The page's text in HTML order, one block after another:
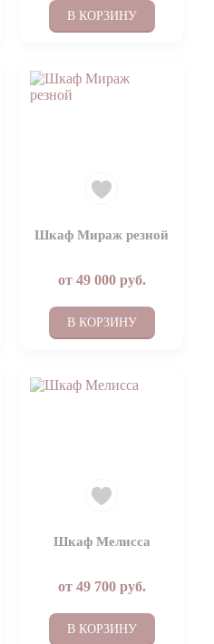
В КОРЗИНУ
Шкаф Мираж резной
от 49 000руб.
В КОРЗИНУ
Шкаф Мелисса
от 49 700руб.
В КОРЗИНУ